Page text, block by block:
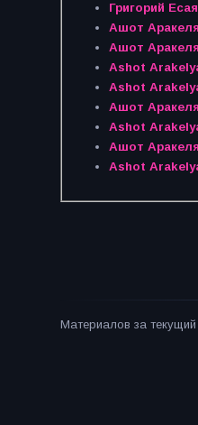
Григорий
Ашот
Ашот
Ashot
Ashot
Ашот
Ashot
Ашот
Ashot
Материалов за текущий